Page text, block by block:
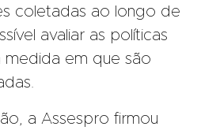
coletadas ao longo de
avaliar as políticas
medida em que são
a Assespro firmou